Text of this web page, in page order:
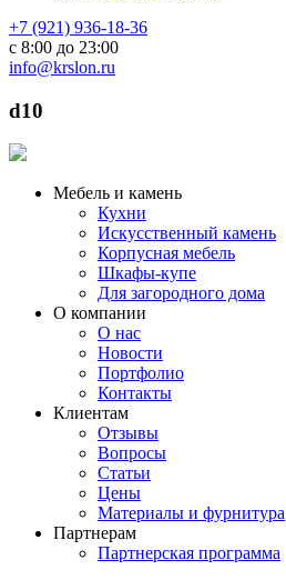
+7 (921) 936-18-36
с 8:00 до 23:00
info@krslon.ru
d10
Мебель и камень
Кухни
Искусственный камень
Корпусная мебель
Шкафы-купе
Для загородного дома
О компании
О нас
Новости
Портфолио
Контакты
Клиентам
Отзывы
Вопросы
Статьи
Цены
Материалы и фурнитура
Партнерам
Партнерская программа